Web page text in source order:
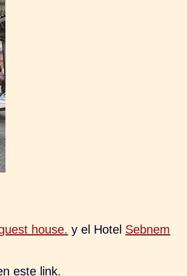
house. y el Hotel Sebnem
este link.